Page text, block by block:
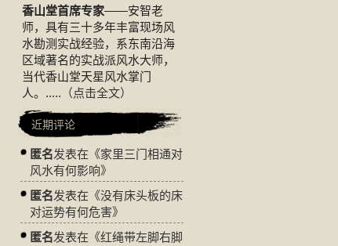
香山堂首席专家——安智老
师，具有三十多年丰富现场风
水勘测实战经验，系东南沿海
区域著名的实战派风水大师，
当代香山堂天星风水掌门
人。..... （点击全文）
近期评论
匿名发表在《家里三门相通对
风水有何影响》
匿名发表在《没有床头板的床
对运势有何危害》
匿名发表在《红绳带左脚右脚